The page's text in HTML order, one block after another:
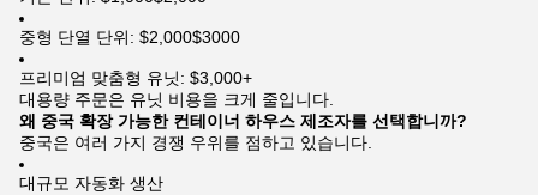
중형 단열 단위: $2,000$3000
프리미엄 맞춤형 유닛: $3,000+
대용량 주문은 유닛 비용을 크게 줄입니다.
왜 중국 확장 가능한 컨테이너 하우스 제조자를 선택합니까?
중국은 여러 가지 경쟁 우위를 점하고 있습니다.
대규모 자동화 생산